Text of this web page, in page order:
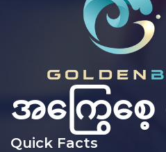
အကြွေစေ့
Quick Facts